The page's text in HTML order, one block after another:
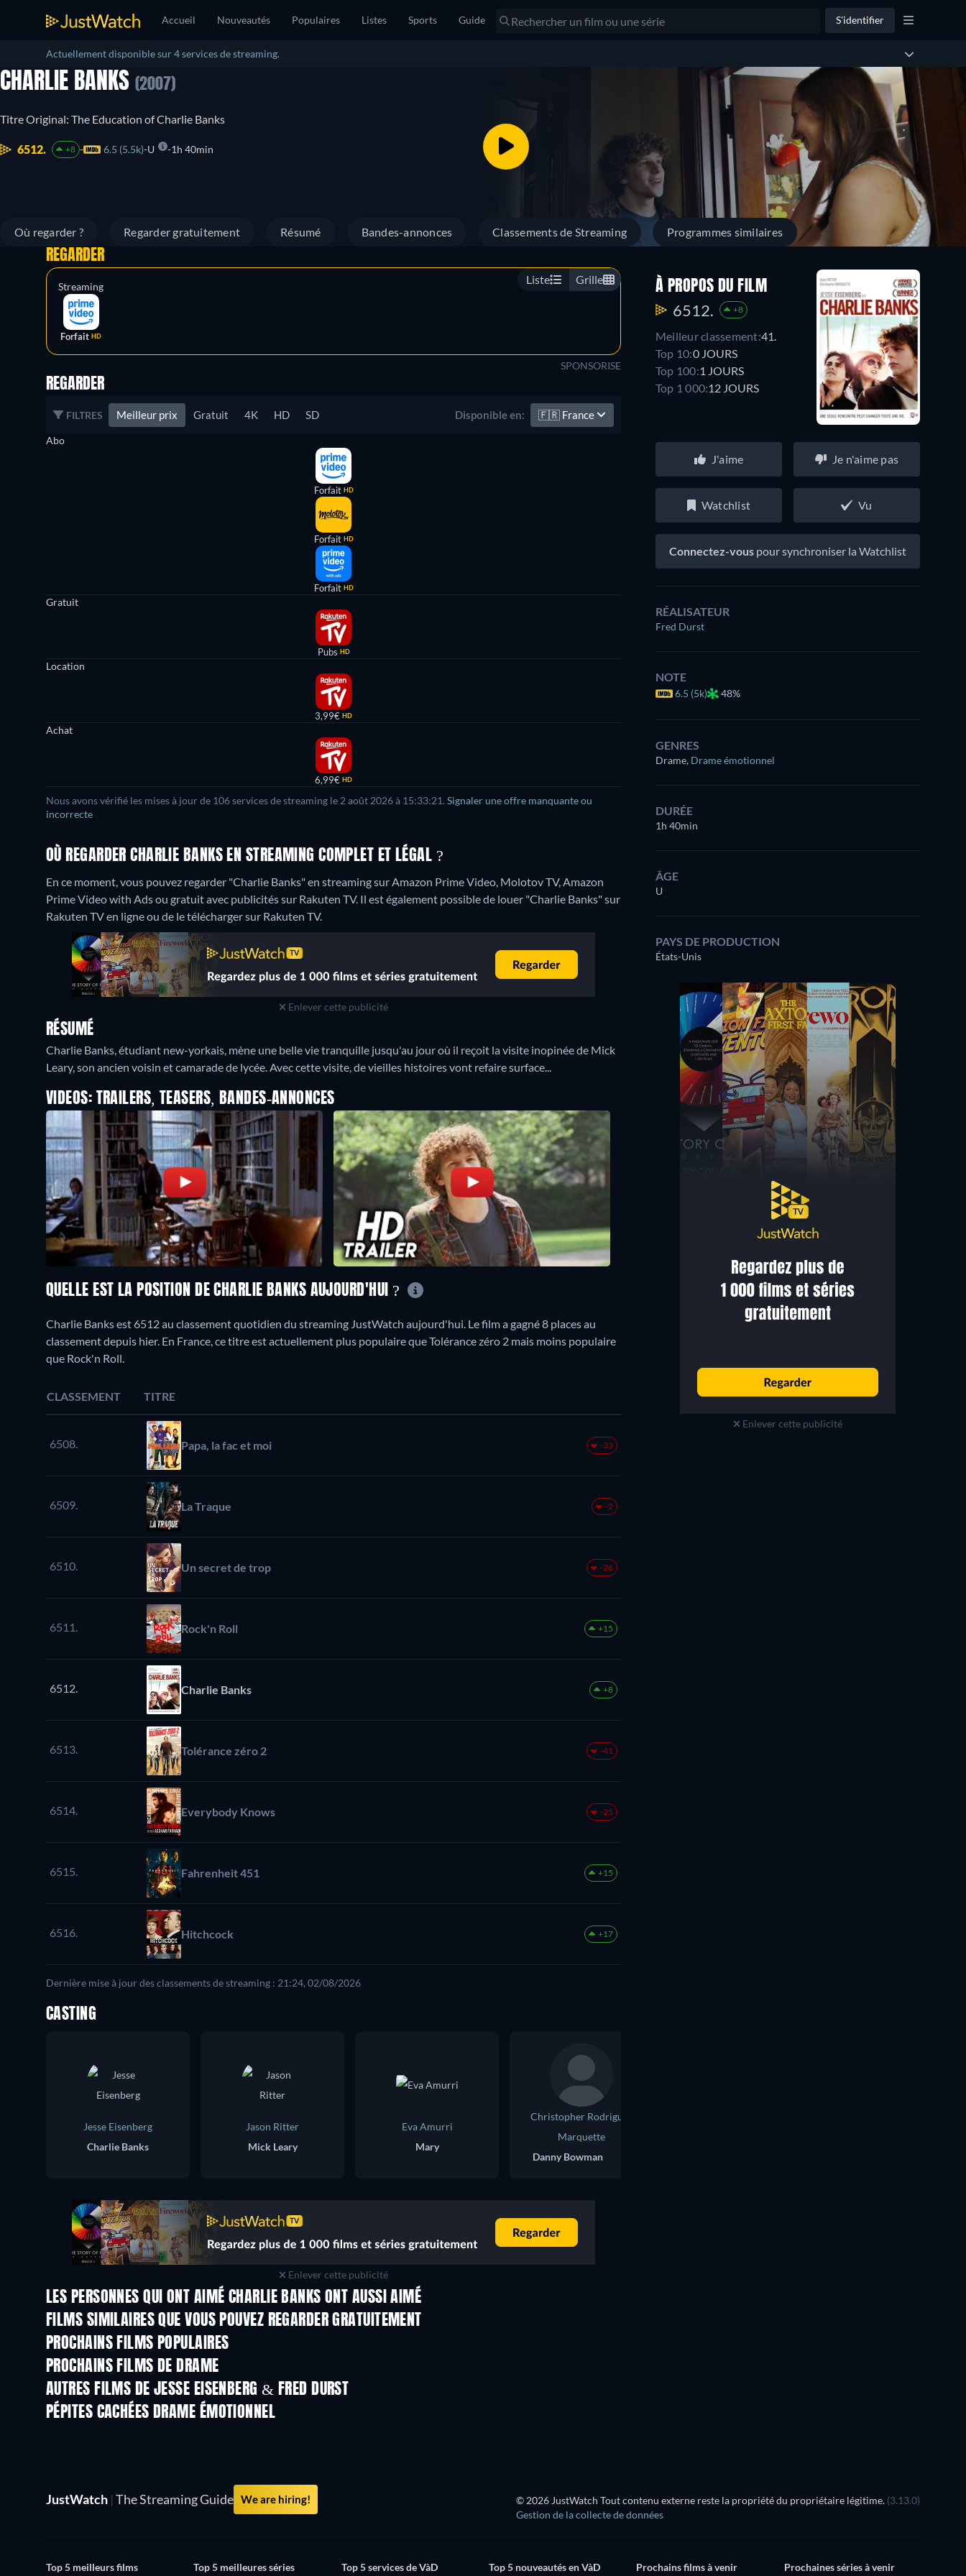
Accueil Nouveautés Populaires Listes Sports Guide S'identifier
Actuellement disponible sur 4 services de streaming.
CHARLIE BANKS (2007)
Titre Original: The Education of Charlie Banks
6512. +8 6.5 (5.5k) U 1h 40min
Où regarder ? Regarder gratuitement Résumé Bandes-annonces Classements de Streaming Programmes similaires
Liste Grille
REGARDER
Streaming
Forfait HD
SPONSORISE
REGARDER
FILTRES Meilleur prix Gratuit 4K HD SD Disponible en: 🇫🇷 France
Abo
Forfait HD
Forfait HD
Forfait HD
Gratuit
Pubs HD
Location
3,99€ HD
Achat
6,99€ HD
Nous avons vérifié les mises à jour de 106 services de streaming le 2 août 2026 à 15:33:21. Signaler une offre manquante ou
incorrecte
OÙ REGARDER CHARLIE BANKS EN STREAMING COMPLET ET LÉGAL ?
En ce moment, vous pouvez regarder "Charlie Banks" en streaming sur Amazon Prime Video, Molotov TV, Amazon
Prime Video with Ads ou gratuit avec publicités sur Rakuten TV. Il est également possible de louer "Charlie Banks" sur
Rakuten TV en ligne ou de le télécharger sur Rakuten TV.
Enlever cette publicité
RÉSUMÉ
Charlie Banks, étudiant new-yorkais, mène une belle vie tranquille jusqu'au jour où il reçoit la visite inopinée de Mick
Leary, son ancien voisin et camarade de lycée. Avec cette visite, de vieilles histoires vont refaire surface...
VIDEOS: TRAILERS, TEASERS, BANDES-ANNONCES
À PROPOS DU FILM
6512. +8
Meilleur classement:41.
Top 10:0 JOURS
Top 100:1 JOURS
Top 1 000:12 JOURS
J'aime Je n'aime pas
Watchlist Vu
Connectez-vous pour synchroniser la Watchlist
RÉALISATEUR
Fred Durst
NOTE
6.5 (5k) 48%
GENRES
Drame, Drame émotionnel
DURÉE
1h 40min
ÂGE
U
PAYS DE PRODUCTION
États-Unis
Enlever cette publicité
QUELLE EST LA POSITION DE CHARLIE BANKS AUJOURD'HUI ?
Charlie Banks est 6512 au classement quotidien du streaming JustWatch aujourd'hui. Le film a gagné 8 places au
classement depuis hier. En France, ce titre est actuellement plus populaire que Tolérance zéro 2 mais moins populaire
que Rock'n Roll.
CLASSEMENT TITRE
6508. Papa, la fac et moi -33
6509. La Traque -2
6510. Un secret de trop -26
6511. Rock'n Roll +15
6512. Charlie Banks +8
6513. Tolérance zéro 2 -41
6514. Everybody Knows -25
6515. Fahrenheit 451 +15
6516. Hitchcock +17
Dernière mise à jour des classements de streaming : 21:24, 02/08/2026
CASTING
Jesse Eisenberg
Charlie Banks
Jason Ritter
Mick Leary
Eva Amurri
Mary
Christopher Rodriguez
Marquette
Danny Bowman
Enlever cette publicité
LES PERSONNES QUI ONT AIMÉ CHARLIE BANKS ONT AUSSI AIMÉ
FILMS SIMILAIRES QUE VOUS POUVEZ REGARDER GRATUITEMENT
PROCHAINS FILMS POPULAIRES
PROCHAINS FILMS DE DRAME
AUTRES FILMS DE JESSE EISENBERG & FRED DURST
PÉPITES CACHÉES DRAME ÉMOTIONNEL
Série
JustWatch | The Streaming Guide We are hiring! © 2026 JustWatch Tout contenu externe reste la propriété du propriétaire légitime. (3.13.0)
Gestion de la collecte de données
Top 5 meilleurs films Top 5 meilleures séries Top 5 services de VàD Top 5 nouveautés en VàD Prochains films à venir Prochaines séries à venir